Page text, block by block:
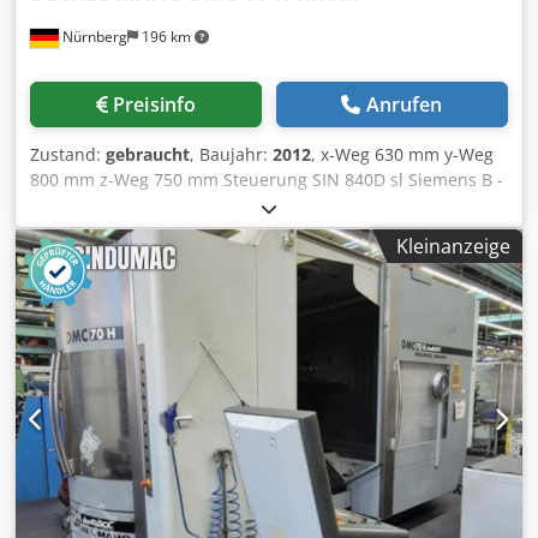
Nürnberg 196 km
Preisinfo Anrufen
Zustand: gebraucht, Baujahr: 2012, x-Weg 630 mm y-Weg
800 mm z-Weg 750 mm Steuerung SIN 840D sl Siemens B -
Achse 360 x 0,001 ° A - Achse -200 -- +25 x 0,001 °
Spindeldrehzahlen - stufenlos 20 - 18.000 U/min
Antriebsleistung 100% ED 28,00 kW Antriebsleistung 40 %
ED 34,00 KW Drehmoment bei 40% / 100% ED 110 / 84 Nm
Werkzeugaufnahme HSK 63 Vorschub X/Y/Z/-Achse 1 -
100.000 mm/min Eilgang X/Y/Z 100,00 m/min Vorschubkraft
X/Y/Z 9 / 6 / 9 kN Vorschub B-Achse 1 - 14.400 °/min
Vorschub A-Achse 1 - 7.200 °/min Palettengröße 2x 500 x
500 mm Werkstückgewicht max. 400 kg
Werkstückdurchmesser - max. 800 mm Dodpfjvxwxvox
Agvjck Werkstückhöhe - max. 800 mm Werkzeugmagazin
mit 63 Werkzeugdurchmesser max. 280 mm
Werkzeuglänge - max. 550 mm Werkzeuggewicht max.
15,00 kg Gesamtleistungsbedarf 65,00 kW
Kleinanzeige